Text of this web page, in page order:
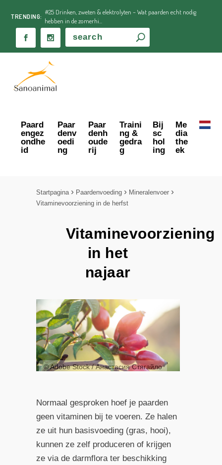
TRENDING:
#25 Drinken, zweten & elektrolyten – Wat paarden echt nodig
hebben in de zomerhi...
Paard
engez
ondhe
id
Paar
denv
oedi
ng
Paar
denh
oude
rij
Traini
ng &
gedra
g
Bij
sc
hol
ing
Me
dia
the
ek
Startpagina Paardenvoeding
Mineralenvoer
Vitaminevoorziening in de herfst
Vitaminevoorziening
in het
najaar
© Adobe Stock / Анастасия Стягайло
Normaal gesproken hoef je paarden
geen vitaminen bij te voeren. Ze halen
ze uit hun basisvoeding (gras, hooi),
kunnen ze zelf produceren of krijgen
ze via de darmflora ter beschikking